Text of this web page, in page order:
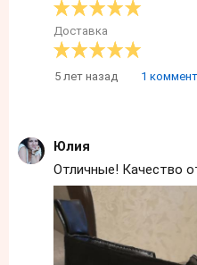
Доставка
5 лет назад 1
Юлия
Отличные! Качество